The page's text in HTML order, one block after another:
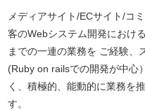
メディアサイト/ECサイト/コ
客のWebシステム開発におけ
までの一連の業務を ご経験、
(Ruby on railsでの開発が中心
く、積極的、能動的に業務を
す。